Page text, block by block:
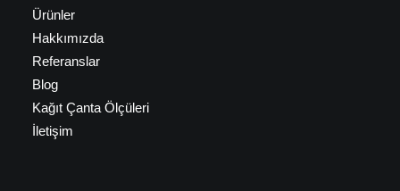
Ürünler
Hakkımızda
Referanslar
Blog
Kağıt Çanta Ölçüleri
İletişim